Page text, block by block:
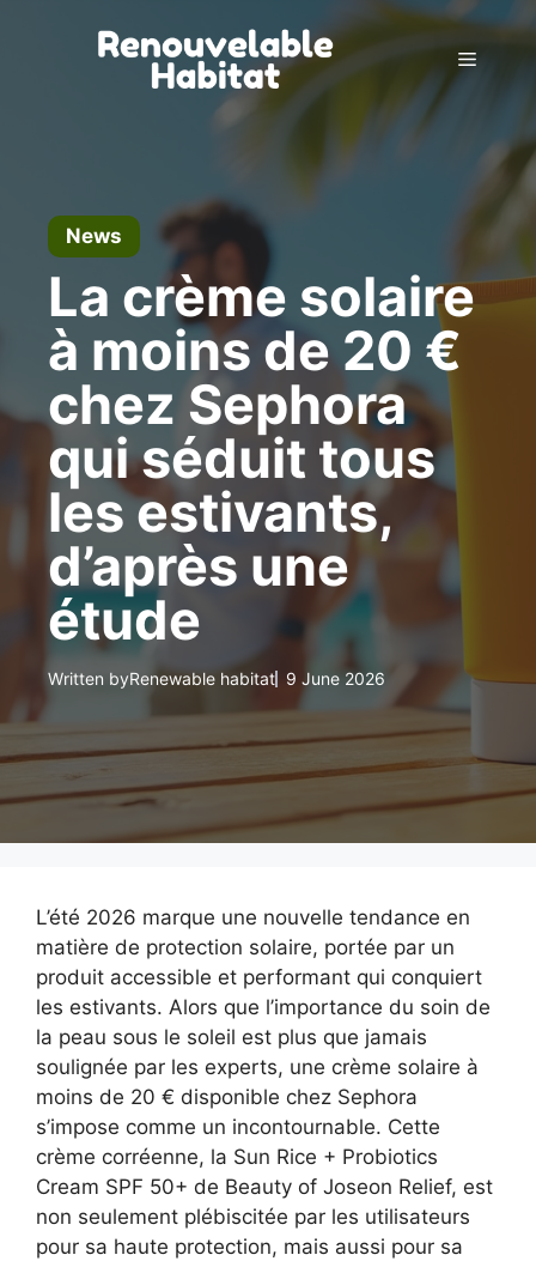
Menu
News
La crème solaire
à moins de 20 €
chez Sephora
qui séduit tous
les estivants,
d’après une
étude
Written byRenewable habitat 9 June 2026
L’été 2026 marque une nouvelle tendance en
matière de protection solaire, portée par un
produit accessible et performant qui conquiert
les estivants. Alors que l’importance du soin de
la peau sous le soleil est plus que jamais
soulignée par les experts, une crème solaire à
moins de 20 € disponible chez Sephora
s’impose comme un incontournable. Cette
crème corréenne, la Sun Rice + Probiotics
Cream SPF 50+ de Beauty of Joseon Relief, est
non seulement plébiscitée par les utilisateurs
pour sa haute protection, mais aussi pour sa